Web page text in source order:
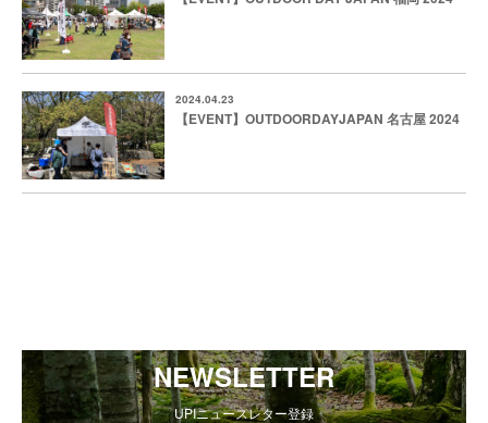
2024.04.23
【EVENT】OUTDOORDAYJAPAN 名古屋 2024
NEWSLETTER
UPIニュースレター登録